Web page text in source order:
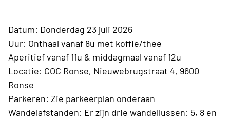
Datum: Donderdag 23 juli 2026
Uur: Onthaal vanaf 8u met koffie/thee
Aperitief vanaf 11u & middagmaal vanaf 12u
Locatie: COC Ronse, Nieuwebrugstraat 4, 9600
Ronse
Parkeren: Zie parkeerplan onderaan
Wandelafstanden: Er zijn drie wandellussen: 5, 8 en